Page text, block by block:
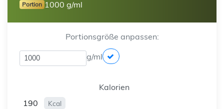
Portion 1000 g/ml
Portionsgröße anpassen:
g/ml
Kalorien
190
Kcal